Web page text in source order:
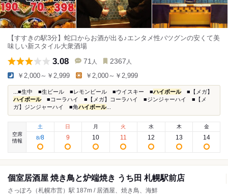
【すすきの駅3分】蛇口からお酒が出る♪エンタメ性バツグンの安くて美
味しい新スタイル大衆酒場
3.08 71 人 2367 人
￥2,000～￥2,999 ￥2,000～￥2,999
...■生中 ■生ビール ■レモンビール ■ウイスキー ■ハイボール■【メガ】
ハイボール■コーラハイ ■【メガ】コーラハイ ■ジンジャーハイ ■【メ
ガ】ジンジャーハイ ■角ハイボール...
空席
情報
土
8/8
日
9
月
10
火
11
水
12
木
13
金
14
個室居酒屋 焼き鳥と炉端焼き うち田 札幌駅前店
さっぽろ（札幌市営）駅 187m / 居酒屋、焼き鳥、海鮮